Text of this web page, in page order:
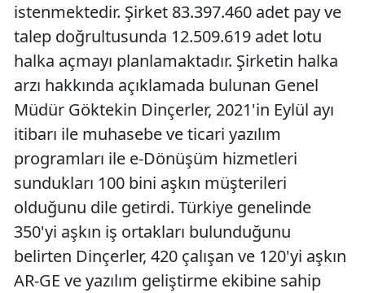
istenmektedir. Şirket 83.397.460 adet pay ve
talep doğrultusunda 12.509.619 adet lotu
halka açmayı planlamaktadır. Şirketin halka
arzı hakkında açıklamada bulunan Genel
Müdür Göktekin Dinçerler, 2021'in Eylül ayı
itibarı ile muhasebe ve ticari yazılım
programları ile e-Dönüşüm hizmetleri
sundukları 100 bini aşkın müşterileri
olduğunu dile getirdi. Türkiye genelinde
350'yi aşkın iş ortakları bulunduğunu
belirten Dinçerler, 420 çalışan ve 120'yi aşkın
AR-GE ve yazılım geliştirme ekibine sahip